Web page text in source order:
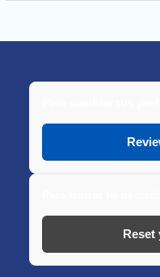
Reset